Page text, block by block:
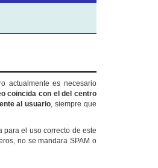
actualmente es necesario
coincida con el del centro
al usuario, siempre que
para el uso correcto de este
no se mandara SPAM o